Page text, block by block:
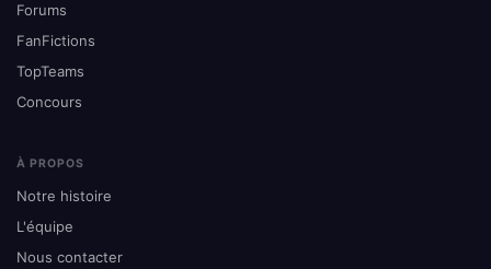
Forums
FanFictions
TopTeams
Concours
À PROPOS
Notre histoire
L'équipe
Nous contacter